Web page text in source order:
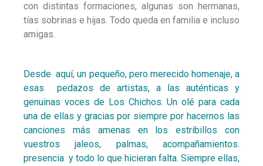
con distintas formaciones, algunas son hermanas,
tías sobrinas e hijas. Todo queda en familia e incluso
amigas.
Desde aquí, un pequeño, pero merecido homenaje, a
esas pedazos de artistas, a las auténticas y
genuinas voces de Los Chichos. Un olé para cada
una de ellas y gracias por siempre por hacernos las
canciones más amenas en los estribillos con
vuestros jaleos, palmas, acompañamientos.
presencia y todo lo que hicieran falta. Siempre ellas,